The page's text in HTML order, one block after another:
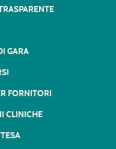
GARA
FORNITORI
CLINICHE